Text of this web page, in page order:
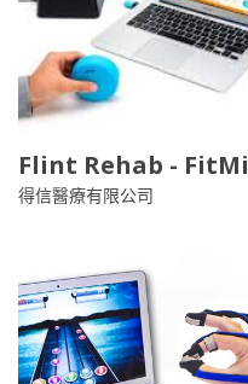
Flint Rehab - FitMi
得信醫療有限公司